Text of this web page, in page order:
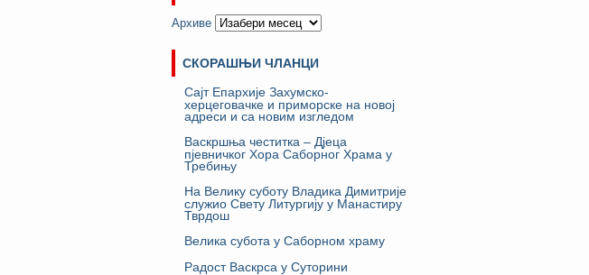
Архиве
СКОРАШЊИ ЧЛАНЦИ
Сајт Епархије Захумско-
херцеговачке и приморске на новој
адреси и са новим изгледом
Васкршња честитка – Дјеца
пјевничког Хора Саборног Храма у
Требињу
На Велику суботу Владика Димитрије
служио Свету Литургију у Манастиру
Тврдош
Велика субота у Саборном храму
Радост Васкрса у Суторини